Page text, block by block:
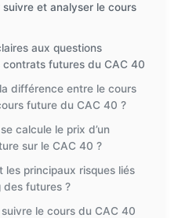
et analyser le cours
aux questions
contrats futures du CAC 40
différence entre le cours
future du CAC 40 ?
calcule le prix d’un
sur le CAC 40 ?
les principaux risques liés
des futures ?
le cours du CAC 40